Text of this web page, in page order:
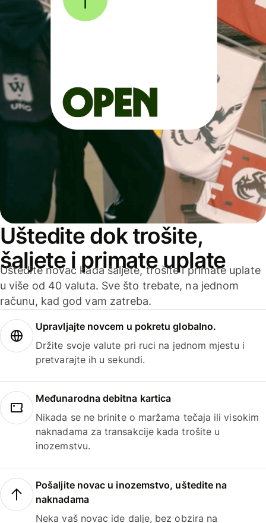
Uštedite dok trošite,
šaljete i primate uplate
Uštedite novac kada šaljete, trošite i primate uplate
u više od 40 valuta. Sve što trebate, na jednom
računu, kad god vam zatreba.
Upravljajte novcem u pokretu globalno.
Držite svoje valute pri ruci na jednom mjestu i
pretvarajte ih u sekundi.
Međunarodna debitna kartica
Nikada se ne brinite o maržama tečaja ili visokim
naknadama za transakcije kada trošite u
inozemstvu.
Pošaljite novac u inozemstvo, uštedite na
naknadama
Neka vaš novac ide dalje, bez obzira na